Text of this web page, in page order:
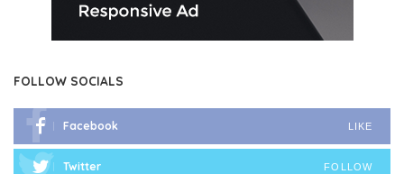
FOLLOW SOCIALS
Facebook LIKE
Twitter FOLLOW